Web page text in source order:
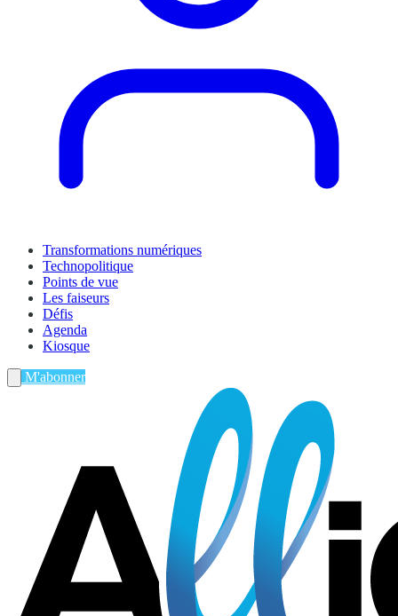
Transformations numériques
Technopolitique
Points de vue
Les faiseurs
Défis
Agenda
Kiosque
M'abonner